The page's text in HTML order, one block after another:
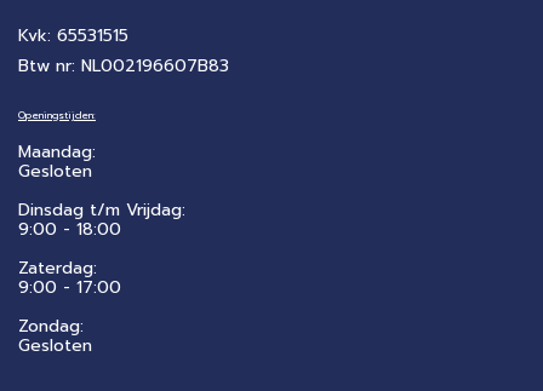
Kvk: 65531515
Btw nr: NL002196607B83
Openingstijden:
Maandag:
Gesloten
Dinsdag t/m Vrijdag:
9:00 - 18:00
Zaterdag:
​9:00 - 17:00
Zondag:
Gesloten